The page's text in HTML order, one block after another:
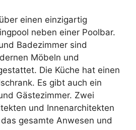
einen einzigartig
neben einer Poolbar.
Badezimmer sind
Möbeln und
Die Küche hat einen
Es gibt auch ein
Gästezimmer. Zwei
und Innenarchitekten
gesamte Anwesen und